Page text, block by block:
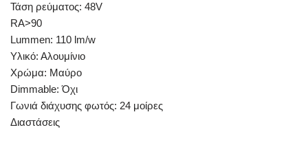
Τάση ρεύματος: 48V
RA>90
Lummen: 110 lm/w
Υλικό: Αλουμίνιο
Χρώμα: Μαύρο
Dimmable: Όχι
Γωνιά διάχυσης φωτός: 24 μοίρες
Διαστάσεις